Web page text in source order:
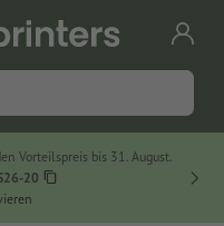
Vorteilspreis bis 31. August.
20